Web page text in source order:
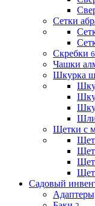
Сетки
Скребки 6
Чашки
Шкурка
Щетки с
Садовый